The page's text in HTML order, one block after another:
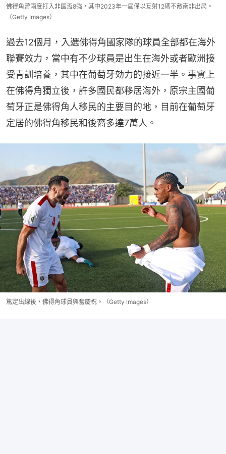
佛得角曾兩度打入非國盃8強，其中2023年一屆僅以互射12碼不敵南非出局。
（Getty Images）
過去12個月，入選佛得角國家隊的球員全部都在海外
聯賽效力，當中有不少球員是出生在海外或者歐洲接
受青訓培養，其中在葡萄牙効力的接近一半。事實上
在佛得角獨立後，許多國民都移居海外，原宗主國葡
萄牙正是佛得角人移民的主要目的地，目前在葡萄牙
定居的佛得角移民和後裔多達7萬人。
篤定出線後，佛得角球員興奮慶祝。（Getty Images）